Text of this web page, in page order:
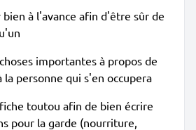
bien à l'avance afin d'être sûr de
importantes à propos de
personne qui s'en occupera
toutou afin de bien écrire
pour la garde (nourriture,